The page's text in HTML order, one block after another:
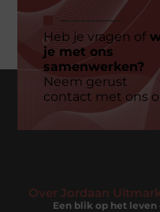
Heb je vragen of
je met ons
samenwerken?
Neem gerust
contact met ons
Over Jordaan
Een blik op het